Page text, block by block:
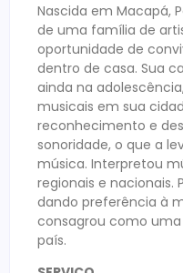
Nascida em Macapá,
de uma família de
oportunidade de
dentro de casa. Sua
ainda na
musicais em sua
reconhecimento e
sonoridade, o que a
música. Interpretou
regionais e nacionais.
dando preferência à
consagrou como
país.